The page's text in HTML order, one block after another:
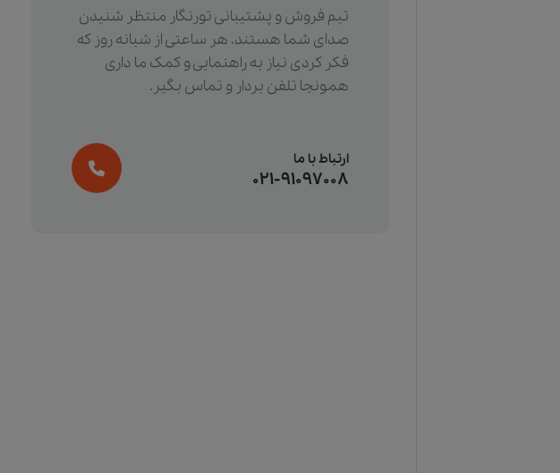
تیم فروش و پشتیبانی تورنگار منتظر شنیدن
صدای شما هستند. هر ساعتی از شبانه روز که
فکر کردی نیاز به راهنمایی و کمک ما داری
همونجا تلفن بردار و تماس بگیر.
ارتباط با ما
021-91097008